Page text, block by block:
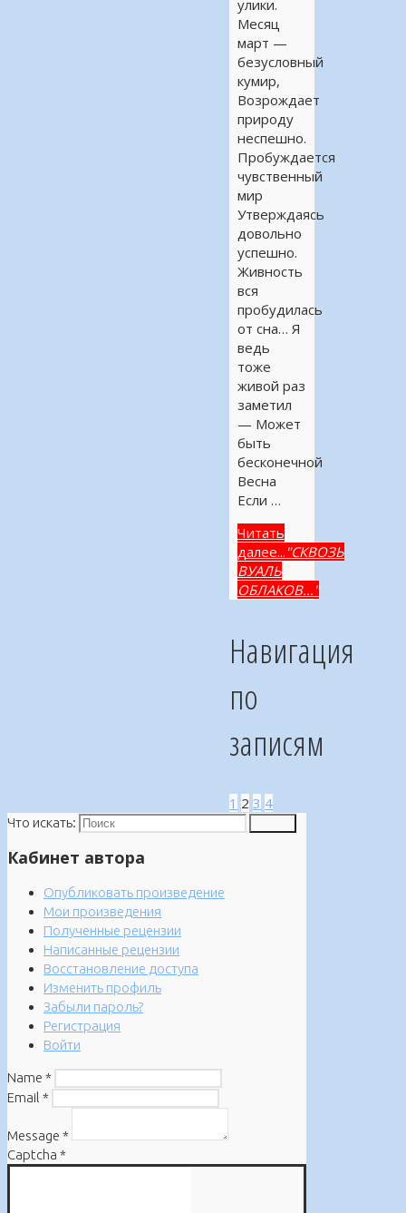
улики.
Месяц
март —
безусловный
кумир,
Возрождает
природу
неспешно.
Пробуждается
чувственный
мир
Утверждаясь
довольно
успешно.
Живность
вся
пробудилась
от сна… Я
ведь
тоже
живой раз
заметил
— Может
быть
бесконечной
Весна
Если …
Читать
далее... "СКВОЗЬ
ВУАЛЬ
ОБЛАКОВ…"
Навигация
по
записям
1 2 3 4
Что искать:
Кабинет автора
Опубликовать произведение
Мои произведения
Полученные рецензии
Написанные рецензии
Восстановление доступа
Изменить профиль
Забыли пароль?
Регистрация
Войти
Name *
Email *
Message *
Captcha *